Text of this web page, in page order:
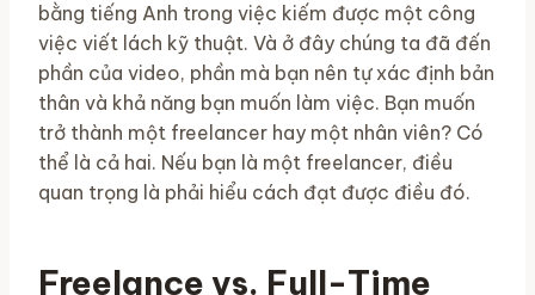
bằng tiếng Anh trong việc kiếm được một công
việc viết lách kỹ thuật. Và ở đây chúng ta đã đến
phần của video, phần mà bạn nên tự xác định bản
thân và khả năng bạn muốn làm việc. Bạn muốn
trở thành một freelancer hay một nhân viên? Có
thể là cả hai. Nếu bạn là một freelancer, điều
quan trọng là phải hiểu cách đạt được điều đó.
Freelance vs. Full-Time